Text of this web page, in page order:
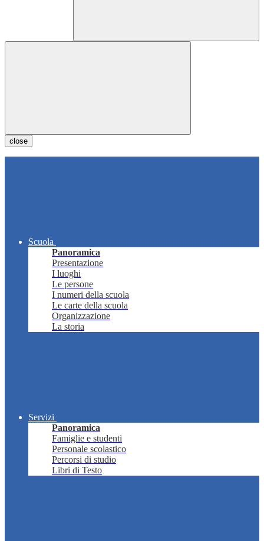
close
Scuola
Panoramica
Presentazione
I luoghi
Le persone
I numeri della scuola
Le carte della scuola
Organizzazione
La storia
Servizi
Panoramica
Famiglie e studenti
Personale scolastico
Percorsi di studio
Libri di Testo